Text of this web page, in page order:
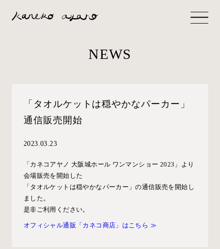
NEWS
「タオルケットは穏やかなパーカー」
通信販売開始
2023.03.23
「カネコアヤノ 大阪城ホール ワンマンショー 2023」より
会場販売を開始した
「タオルケットは穏やかなパーカー」の通信販売を開始し
ました。
是非ご利用ください。
オフィシャル通販「カネコ商店」はこちら ≫